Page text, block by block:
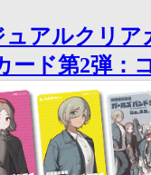
ュアルクリ
ード第2弾：